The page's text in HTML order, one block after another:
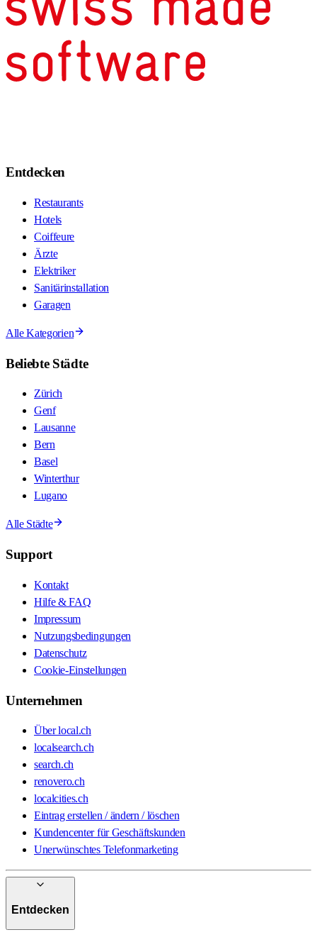
Entdecken
Restaurants
Hotels
Coiffeure
Ärzte
Elektriker
Sanitärinstallation
Garagen
Alle Kategorien
Beliebte Städte
Zürich
Genf
Lausanne
Bern
Basel
Winterthur
Lugano
Alle Städte
Support
Kontakt
Hilfe & FAQ
Impressum
Nutzungsbedingungen
Datenschutz
Cookie-Einstellungen
Unternehmen
Über local.ch
localsearch.ch
search.ch
renovero.ch
localcities.ch
Eintrag erstellen / ändern / löschen
Kundencenter für Geschäftskunden
Unerwünschtes Telefonmarketing
Entdecken